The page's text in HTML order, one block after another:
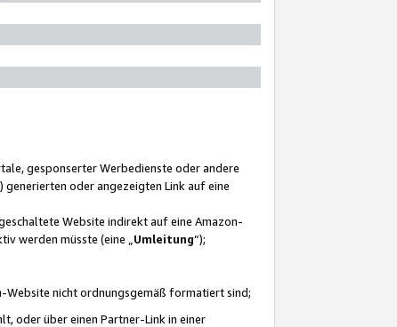
gesponserter Werbedienste oder andere
generierten oder angezeigten Link auf eine
Website indirekt auf eine Amazon-
werden müsste (eine „ Umleitung“);
nicht ordnungsgemäß formatiert sind;
oder über einen Partner-Link in einer